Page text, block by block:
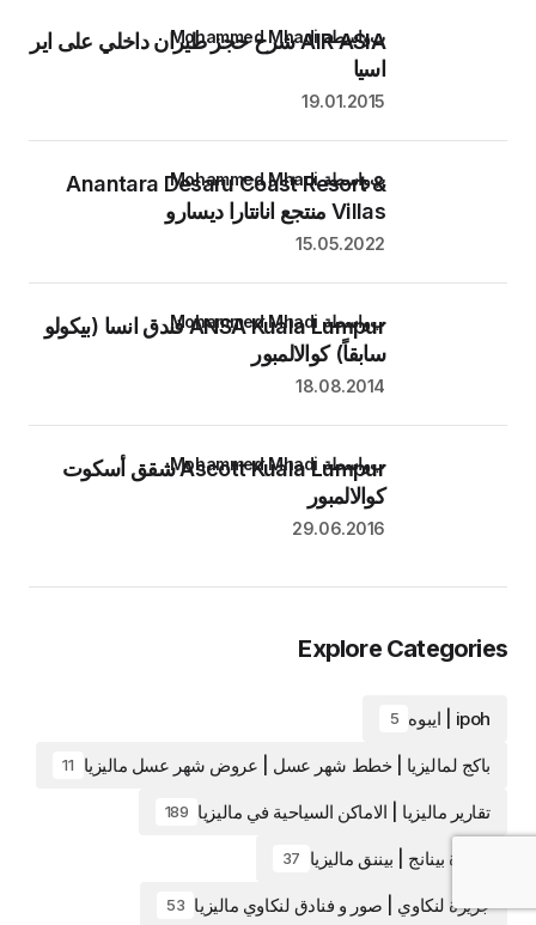
AIR ASIA شرح حجز طيران داخلي على اير
اسيا
بواسطة Mohammed Mhadi
19.01.2015
Anantara Desaru Coast Resort &
Villas منتجع انانتارا ديسارو
بواسطة Mohammed Mhadi
15.05.2022
ANSA Kuala Lumpur فندق انسا (بيكولو
سابقاً) كوالالمبور
بواسطة Mohammed Mhadi
18.08.2014
Ascott Kuala Lumpur شقق أسكوت
كوالالمبور
بواسطة Mohammed Mhadi
29.06.2016
Explore Categories
ipoh | ايبوه 5
باكج لماليزيا | خطط شهر عسل | عروض شهر عسل ماليزيا 11
تقارير ماليزيا | الاماكن السياحية في ماليزيا 189
جزيرة بينانج | بيننق ماليزيا 37
جزيرة لنكاوي | صور و فنادق لنكاوي ماليزيا 53